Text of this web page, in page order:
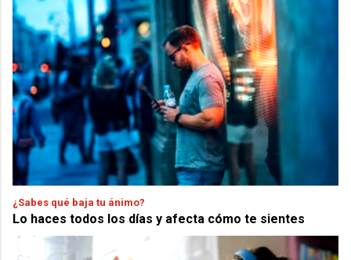
¿Sabes qué baja tu ánimo?
Lo haces todos los días y afecta cómo te sientes